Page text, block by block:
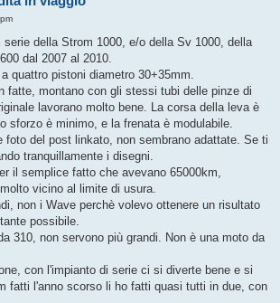
serie della Strom 1000, e/o della Sv 1000, della
dal 2007 al 2010.
quattro pistoni diametro 30+35mm.
fatte, montano con gli stessi tubi delle pinze di
lavorano molto bene. La corsa della leva è
sforzo è minimo, e la frenata è modulabile.
foto del post linkato, non sembrano adattate. Se ti
tranquillamente i disegni.
il semplice fatto che avevano 65000km,
vicino al limite di usura.
non i Wave perchè volevo ottenere un risultato
possibile.
310, non servono più grandi. Non è una moto da
con l'impianto di serie ci si diverte bene e si
fatti l'anno scorso li ho fatti quasi tutti in due, con